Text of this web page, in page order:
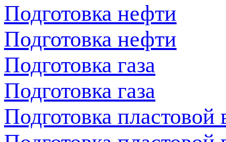
Подготовка нефти
Подготовка нефти
Подготовка газа
Подготовка газа
Подготовка пластовой